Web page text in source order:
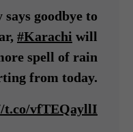
goodbye to
#Karachi will
spell of rain
from today.
t.co/vfTEQayllI